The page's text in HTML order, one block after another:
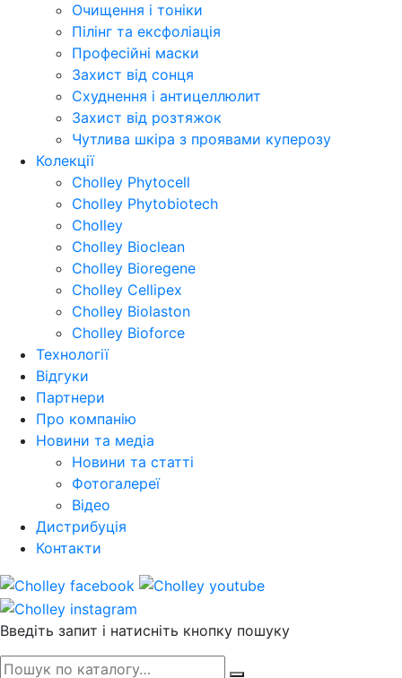
Очищення і тоніки
Пілінг та ексфоліація
Професійні маски
Захист від сонця
Схуднення і антицеллюлит
Захист від розтяжок
Чутлива шкіра з проявами куперозу
Колекції
Cholley Phytocell
Cholley Phytobiotech
Cholley
Cholley Bioclean
Cholley Bioregene
Cholley Cellipex
Cholley Biolaston
Cholley Bioforce
Технології
Відгуки
Партнери
Про компанію
Новини та медіа
Новини та статті
Фотогалереї
Відео
Дистрибуція
Контакти
Введіть запит і натисніть кнопку пошуку